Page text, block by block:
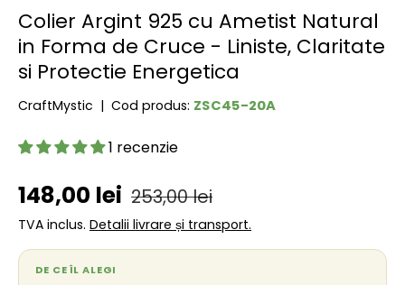
Colier Argint 925 cu Ametist Natural
in Forma de Cruce - Liniste, Claritate
si Protectie Energetica
CraftMystic | Cod produs: ZSC45-20A
1 recenzie
Preț de vânzare
148,00 lei Preț obișnuit
253,00 lei
TVA inclus. Detalii livrare și transport.
DE CE ÎL ALEGI